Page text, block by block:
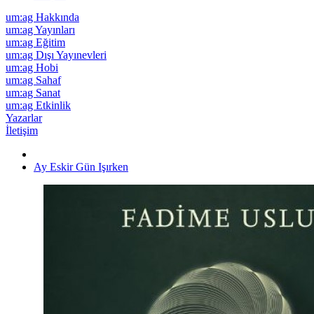
um:ag Hakkında
um:ag Yayınları
um:ag Eğitim
um:ag Dışı Yayınevleri
um:ag Hobi
um:ag Sahaf
um:ag Sanat
um:ag Etkinlik
Yazarlar
İletişim
Ay Eskir Gün Işırken